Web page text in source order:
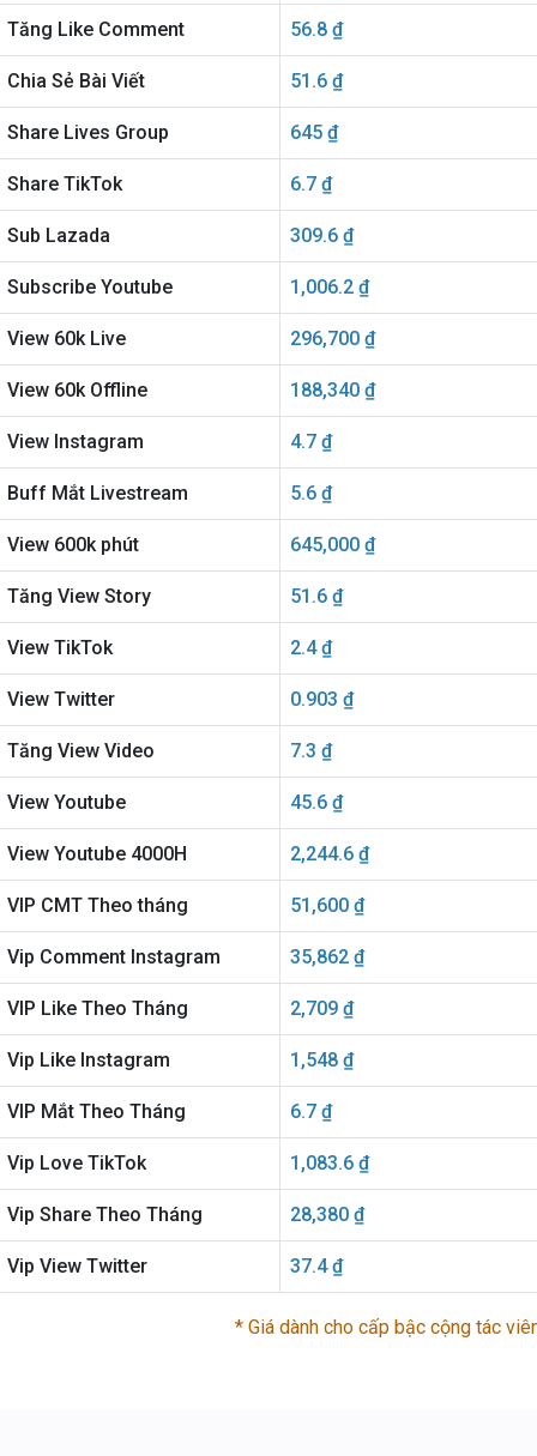
Tăng Like Comment 56.8 ₫
Chia Sẻ Bài Viết 51.6 ₫
Share Lives Group 645 ₫
Share TikTok 6.7 ₫
Sub Lazada 309.6 ₫
Subscribe Youtube 1,006.2 ₫
View 60k Live 296,700 ₫
View 60k Offline 188,340 ₫
View Instagram 4.7 ₫
Buff Mắt Livestream 5.6 ₫
View 600k phút 645,000 ₫
Tăng View Story 51.6 ₫
View TikTok 2.4 ₫
View Twitter 0.903 ₫
Tăng View Video 7.3 ₫
View Youtube 45.6 ₫
View Youtube 4000H 2,244.6 ₫
VIP CMT Theo tháng 51,600 ₫
Vip Comment Instagram 35,862 ₫
VIP Like Theo Tháng 2,709 ₫
Vip Like Instagram 1,548 ₫
VIP Mắt Theo Tháng 6.7 ₫
Vip Love TikTok 1,083.6 ₫
Vip Share Theo Tháng 28,380 ₫
Vip View Twitter 37.4 ₫
* Giá dành cho cấp bậc cộng tác